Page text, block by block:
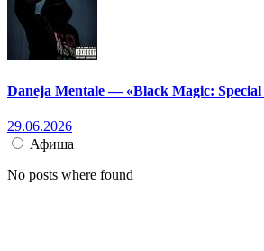
Daneja Mentale — «Black Magic:
29.06.2026
Афиша
No posts where found